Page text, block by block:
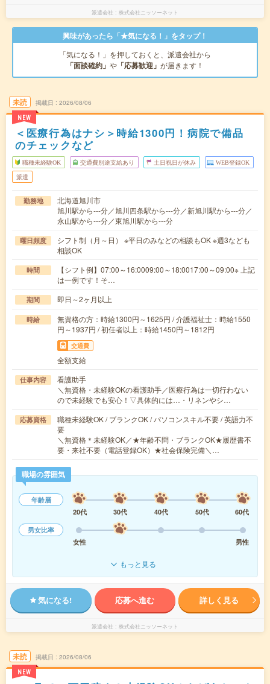
派遣会社 株式会社ニッソーネット
興味があったら「★気になる！」をタップ！
「気になる！」を押しておくと、派遣会社から
「面談確約」 や 「応募歓迎」 が届きます！
未読
NEW
掲載日 2026/08/06
＜医療行為はナシ＞時給1300円！病院で備品
のチェックなど
職種未経験OK 交通費別途支給あり 土日祝日が休み WEB登録OK
派遣
勤務地
北海道旭川市
旭川駅から---分／旭川四条駅から---分／新旭川駅から---分／
永山駅から---分／東旭川駅から---分
曜日頻度
シフト制（月～日） ※平日のみなどの相談もOK ※週3なども
相談OK
時間
【シフト例】07:00～16:0009:00～18:0017:00～09:00※ 上記
は一例です！そ…
期間 即日～2ヶ月以上
時給
無資格の方：時給1300円～1625円 / 介護福祉士：時給1550
円～1937円 / 初任者以上：時給1450円～1812円
交通費
全額支給
仕事内容
看護助手
＼無資格・未経験OKの看護助手／医療行為は一切行わない
ので未経験でも安心！▽具体的には…・リネンやシ…
応募資格
職種未経験OK / ブランクOK / パソコンスキル不要 / 英語力不
要
＼無資格＊未経験OK／★年齢不問・ブランクOK★履歴書不
要・来社不要（電話登録OK）★社会保険完備＼…
職場の雰囲気
年齢層
20代
30代 40代 50代
60代
男女比率
女性
男性
もっと見る
気になる! 応募へ進む 詳しく見る
派遣会社 株式会社ニッソーネット
未読
NEW
掲載日 2026/08/06